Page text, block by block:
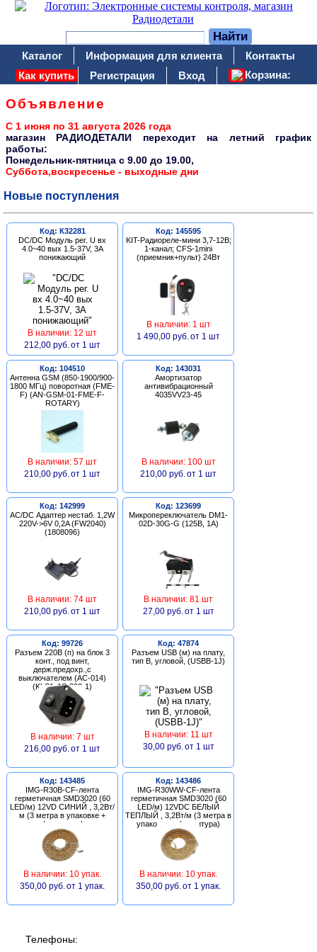
Каталог Информация для клиента
Контакты
Как купить
Регистрация Вход Корзина:
Объявление
С 1 июня по 31 августа 2026 года
магазин РАДИОДЕТАЛИ переходит на летний график
работы:
Понедельник-пятница c 9.00 до 19.00,
Суббота,воскресенье - выходные дни
Новые поступления
Код: К32281
DC/DC Модуль рег. U вх
4.0~40 вых 1.5-37V, 3A
понижающий
В наличии: 12 шт
212,00 руб. от 1 шт
Код: 145595
KIT-Радиореле-мини 3,7-12В;
1-канал; CFS-1mini
(приемник+пульт) 24Вт
В наличии: 1 шт
1 490,00 руб. от 1 шт
Код: 104510
Антенна GSM (850-1900/900-
1800 МГц) поворотная (FME-
F) (AN-GSM-01-FME-F-
ROTARY)
В наличии: 57 шт
210,00 руб. от 1 шт
Код: 143031
Амортизатор
антивибрационный
4035VV23-45
В наличии: 100 шт
210,00 руб. от 1 шт
Код: 142999
AC/DC Адаптер нестаб. 1,2W
220V->6V 0,2A (FW2040)
(1808096)
В наличии: 74 шт
210,00 руб. от 1 шт
Код: 123699
Микропереключатель DM1-
02D-30G-G (125В, 1А)
В наличии: 81 шт
27,00 руб. от 1 шт
Код: 99726
Разъем 220В (п) на блок 3
конт., под винт,
держ.предохр.,с
выключателем (AC-014)
(KLS1-AS-303-1)
В наличии: 7 шт
216,00 руб. от 1 шт
Код: 47874
Разъем USB (м) на плату,
тип В, угловой, (USBB-1J)
В наличии: 11 шт
30,00 руб. от 1 шт
Код: 143485
IMG-R30B-CF-лента
герметичная SMD3020 (60
LED/м) 12VD СИНИЙ , 3,2Вт/
м (3 метра в упаковке +
фурнитура)
В наличии: 10 упак.
350,00 руб. от 1 упак.
Код: 143486
IMG-R30WW-CF-лента
герметичная SMD3020 (60
LED/м) 12VDC БЕЛЫЙ
ТЕПЛЫЙ , 3,2Вт/м (3 метра в
упаковке + фурнитура)
В наличии: 10 упак.
350,00 руб. от 1 упак.
Телефоны: